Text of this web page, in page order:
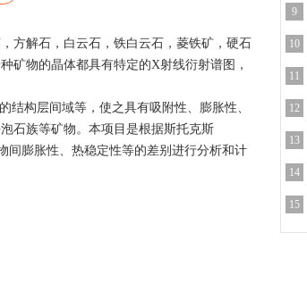
方解石，白云石，铁白云石，菱铁矿，硬石
矿物的晶体都具有特定的X射线衍射谱图，
构层间域等，使之具有吸附性、膨胀性、
石族等矿物。本项目是根据斯托克斯
间膨胀性、热稳定性等的差别进行分析和计
9
10
11
12
13
14
15